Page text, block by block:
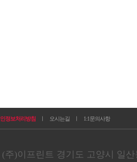
정보처리방침 ㅣ 오시는길 ㅣ 1:1문의사항
(주)이프린트 경기도 고양시 일